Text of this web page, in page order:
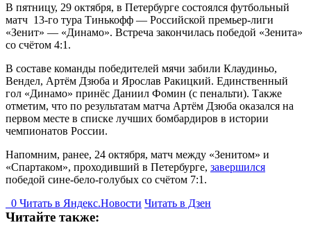
В пятницу, 29 октября, в Петербурге состоялся футбольный
матч 13-го тура Тинькофф — Российской премьер-лиги
«Зенит» — «Динамо». Встреча закончилась победой «Зенита»
со счётом 4:1.
В составе команды победителей мячи забили Клаудиньо,
Вендел, Артём Дзюба и Ярослав Ракицкий. Единственный
гол «Динамо» принёс Даниил Фомин (с пенальти). Также
отметим, что по результатам матча Артём Дзюба оказался на
первом месте в списке лучших бомбардиров в истории
чемпионатов России.
Напомним, ранее, 24 октября, матч между «Зенитом» и
«Спартаком», проходивший в Петербурге, завершился
победой сине-бело-голубых со счётом 7:1.
0 Читать в Яндекс.Новости Читать в Дзен
Читайте также: